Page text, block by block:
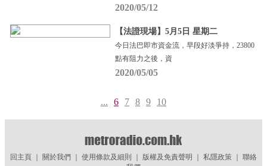
2020/05/12
【法證現場】5月5日 星期二
今日法巴即市資金流，早段好淡爭持，23800
點有阻力之後，資
2020/05/05
... 6 7 8 9 10
回主頁｜ 關於我們 使用條款及細則 版權及免責聲明 私隱政策｜ 聯絡